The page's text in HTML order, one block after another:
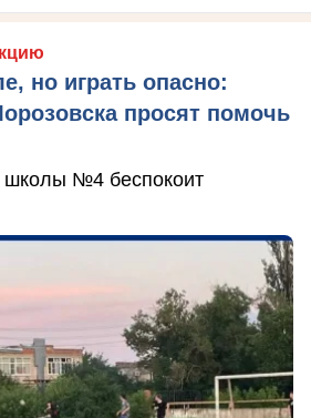
но играть опасно:
просят помочь
школы №4 беспокоит